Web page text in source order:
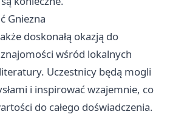
Gniezna
doskonałą okazją do
wśród lokalnych
Uczestnicy będą mogli
i inspirować wzajemnie, co
do całego doświadczenia.